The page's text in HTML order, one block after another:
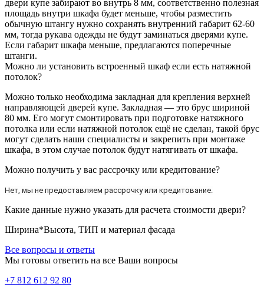
двери купе забирают во внутрь 8 мм, соответственно полезная
площадь внутри шкафа будет меньше, чтобы разместить
обычную штангу нужно сохранять внутренний габарит 62-60
мм, тогда рукава одежды не будут заминаться дверями купе.
Если габарит шкафа меньше, предлагаются поперечные
штанги.
Можно ли установить встроенный шкаф если есть натяжной
потолок?
Можно только необходима закладная для крепления верхней
направляющей дверей купе. Закладная — это брус шириной
80 мм. Его могут смонтировать при подготовке натяжного
потолка или если натяжной потолок ещё не сделан, такой брус
могут сделать наши специалисты и закрепить при монтаже
шкафа, в этом случае потолок будут натягивать от шкафа.
Можно получить у вас рассрочку или кредитование?
Нет, мы не предоставляем рассрочку или кредитование.
Какие данные нужно указать для расчета стоимости двери?
Ширина*Высота, ТИП и материал фасада
Все вопросы и ответы
Мы готовы ответить на все Ваши вопросы
+7 812 612 92 80